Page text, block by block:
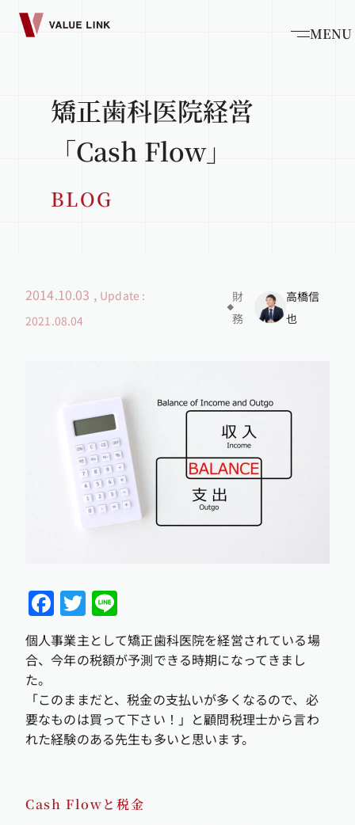
MENU
矯正歯科医院経営
「Cash Flow」
BLOG
2014.10.03 , Update :
2021.08.04
財
務
高橋信
也
Facebook
Twitter
個人事業主として矯正歯科医院を経営されている場
合、今年の税額が予測できる時期になってきまし
た。
「このままだと、税金の支払いが多くなるので、必
要なものは買って下さい！」と顧問税理士から言わ
れた経験のある先生も多いと思います。
Cash Flowと税金